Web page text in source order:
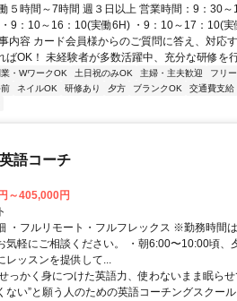
５時間～7時間 週３日以上 営業時間：9：30
9：10～16：10(実働6H) ・9：10～17：10(実
内容 カード会員様からのご質問に答え、対応
ばOK！ 未経験者が多数活躍中、充分な研修を
・WワークOK 土日祝のみOK 主婦・主夫歓迎 フリ
ネイルOK 研修あり 夕方 ブランクOK 交通費支給
語コーチ
～405,000円
・フルリモート・フルフレックス ※勤務時間
気軽にご相談ください。 ・朝6:00〜10:00頃、
レッスンを提供して...
っかく身につけた英語力、使わないまま眠らせ
ない”と願う人のための英語コーチングスクー